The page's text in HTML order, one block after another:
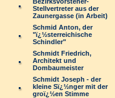
Stellvertreter aus der
Zaunergasse (in Arbeit)
Schmid Anton, der
"ï¿½sterreichische
Schindler"
Schmidt Friedrich,
Architekt und
Dombaumeister
Schmidt Joseph - der
kleine Sï¿½nger mit der
groï¿½en Stimme